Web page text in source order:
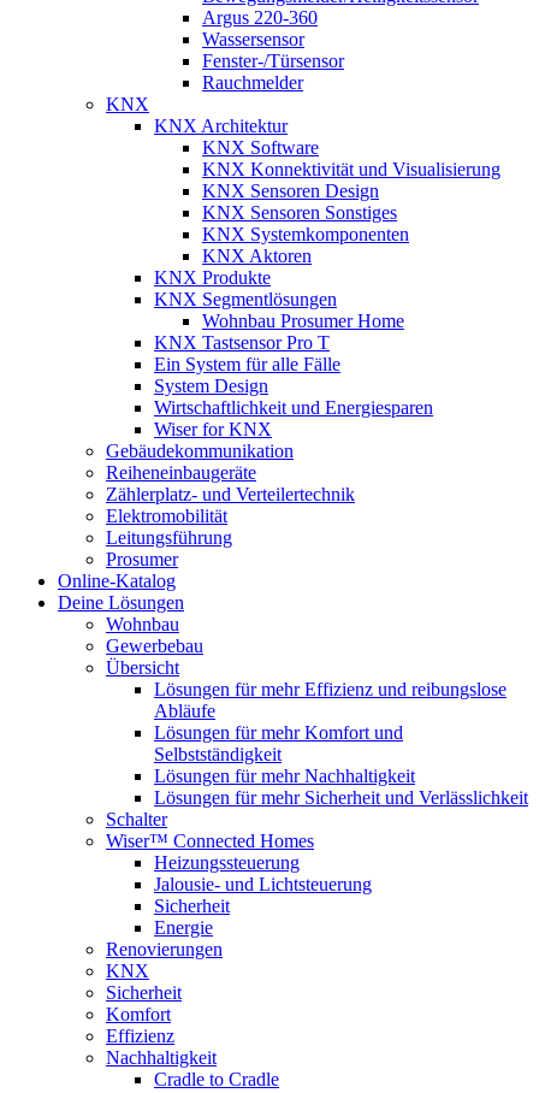
Argus 220-360
Wassersensor
Fenster-/Türsensor
Rauchmelder
KNX
KNX Architektur
KNX Software
KNX Konnektivität und Visualisierung
KNX Sensoren Design
KNX Sensoren Sonstiges
KNX Systemkomponenten
KNX Aktoren
KNX Produkte
KNX Segmentlösungen
Wohnbau Prosumer Home
KNX Tastsensor Pro T
Ein System für alle Fälle
System Design
Wirtschaftlichkeit und Energiesparen
Wiser for KNX
Gebäudekommunikation
Reiheneinbaugeräte
Zählerplatz- und Verteilertechnik
Elektromobilität
Leitungsführung
Prosumer
Online-Katalog
Deine Lösungen
Wohnbau
Gewerbebau
Übersicht
Lösungen für mehr Effizienz und reibungslose
Abläufe
Lösungen für mehr Komfort und
Selbstständigkeit
Lösungen für mehr Nachhaltigkeit
Lösungen für mehr Sicherheit und Verlässlichkeit
Schalter
Wiser™ Connected Homes
Heizungssteuerung
Jalousie- und Lichtsteuerung
Sicherheit
Energie
Renovierungen
KNX
Sicherheit
Komfort
Effizienz
Nachhaltigkeit
Cradle to Cradle